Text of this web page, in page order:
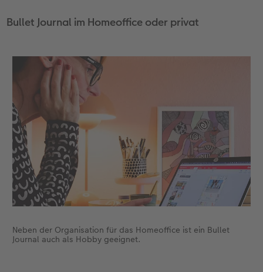
Bullet Journal im Homeoffice oder privat
Neben der Organisation für das Homeoffice ist ein Bullet
Journal auch als Hobby geeignet.